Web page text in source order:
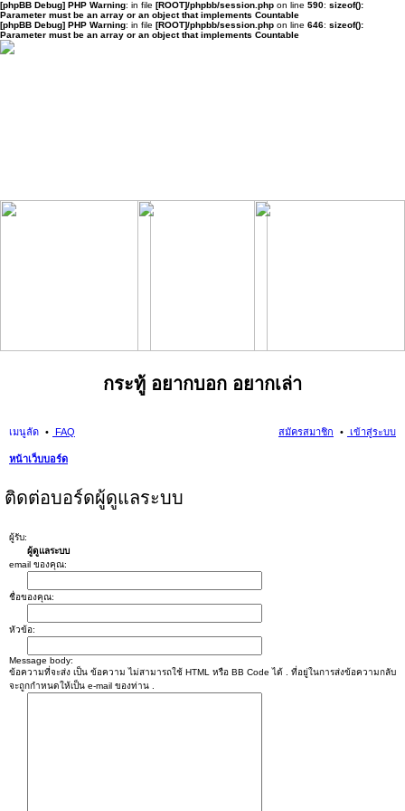
[phpBB Debug] PHP Warning: in file [ROOT]/phpbb/session.php on line 590: sizeof():
Parameter must be an array or an object that implements Countable
[phpBB Debug] PHP Warning: in file [ROOT]/phpbb/session.php on line 646: sizeof():
Parameter must be an array or an object that implements Countable
กระทู้ อยากบอก อยากเล่า
เมนูลัด FAQ เข้าสู่ระบบ
สมัครสมาชิก
หน้าเว็บบอร์ด
ติดต่อบอร์ดผู้ดูแลระบบ
ผู้รับ:
ผู้ดูแลระบบ
email ของคุณ:
ชื่อของคุณ:
หัวข้อ:
Message body:
ข้อความที่จะส่ง เป็น ข้อความ ไม่สามารถใช้ HTML หรือ BB Code ได้ . ที่อยู่ในการส่งข้อความกลับ
จะถูกกำหนดให้เป็น e-mail ของท่าน .